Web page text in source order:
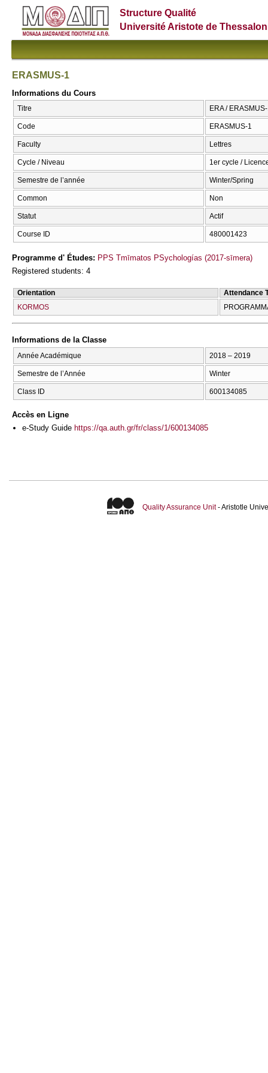
Structure Qualité
Université Aristote de
ERASMUS-1
Informations du Cours
Titre ERA /
Code ERASMUS-1
Faculty Lettres
Cycle / Niveau 1er cycle /
Semestre de l’année Winter/Spring
Common Non
Statut Actif
Course ID 480001423
Programme d' Études: PPS Tmīmatos PSychologías (2017-sīmera)
Registered students: 4
Orientation
Attendance
KORMOS
Informations de la Classe
Année Académique 2018 – 2019
Semestre de l’Année Winter
Class ID 600134085
Accès en Ligne
e-Study Guide https://qa.auth.gr/fr/class/1/600134085
Quality Assurance Unit- Aristotle